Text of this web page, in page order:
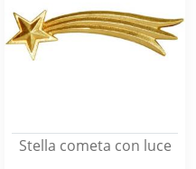
Stella cometa con luce